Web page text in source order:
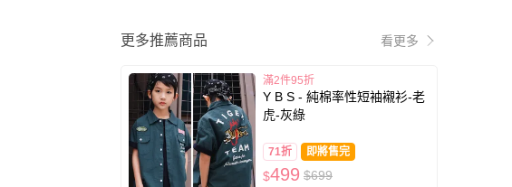
更多推薦商品 看更多
滿2件95折
Y B S - 純棉率性短袖襯衫-老
虎-灰綠
71折 即將售完
$499 $699